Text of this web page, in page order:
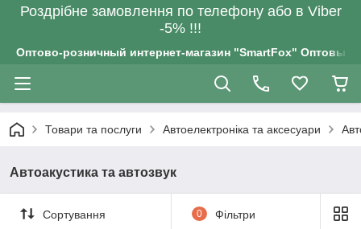
Роздрiбне замовлення по телефону або в Viber
-5% !!!
Оптово-розничный интернет-магазин "SmartFox" Оптовым
Товари та послуги Автоелектроніка та аксесуари
Автоакустика та автозвук
Сортування 0 Фільтри